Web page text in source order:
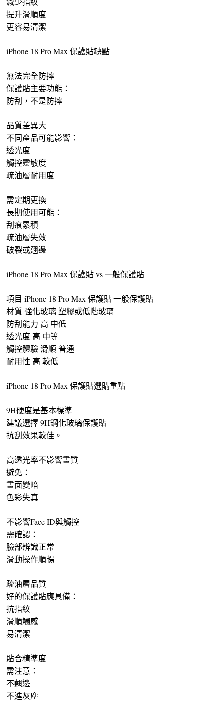
提升滑順度
更容易清潔
iPhone 18 Pro Max 保護貼缺點
無法完全防摔
保護貼主要功能：
防刮，不是防摔
品質差異大
不同產品可能影響：
透光度
觸控靈敏度
疏油層耐用度
需定期更換
長期使用可能：
刮痕累積
疏油層失效
破裂或翹邊
iPhone 18 Pro Max 保護貼 vs 一般保護貼
項目 iPhone 18 Pro Max 保護貼 一般保護貼
材質 強化玻璃 塑膠或低階玻璃
防刮能力 高 中低
透光度 高 中等
觸控體驗 滑順 普通
耐用性 高 較低
iPhone 18 Pro Max 保護貼選購重點
9H硬度是基本標準
建議選擇 9H鋼化玻璃保護貼
抗刮效果較佳。
高透光率不影響畫質
避免：
畫面變暗
色彩失真
不影響Face ID與觸控
需確認：
臉部辨識正常
滑動操作順暢
疏油層品質
好的保護貼應具備：
抗指紋
滑順觸感
易清潔
貼合精準度
需注意：
不翹邊
不進灰塵